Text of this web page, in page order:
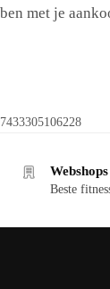
met je
Beste